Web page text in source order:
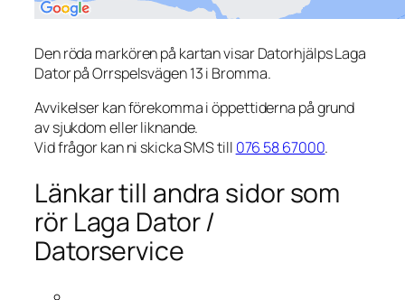
Den röda markören på kartan visar Datorhjälps Laga
Dator på Orrspelsvägen 13 i Bromma.
Avvikelser kan förekomma i öppettiderna på grund
av sjukdom eller liknande.
Vid frågor kan ni skicka SMS till 076 58 67000.
Länkar till andra sidor som
rör Laga Dator /
Datorservice